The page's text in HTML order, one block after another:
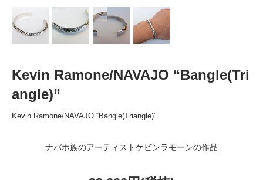
Kevin Ramone/NAVAJO “Bangle(Tri
angle)”
Kevin Ramone/NAVAJO “Bangle(Triangle)”
ナバホ族のアーティストケビンラモーンの作品